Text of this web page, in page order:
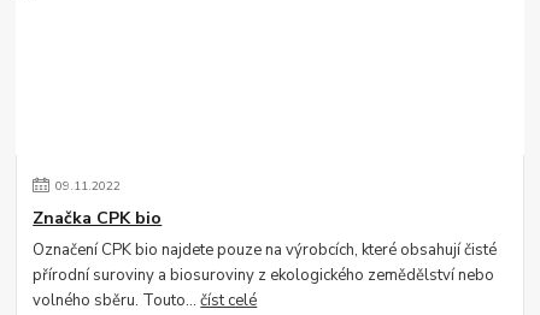
09.11.2022
Značka CPK bio
Označení CPK bio najdete pouze na výrobcích, které obsahují čisté
přírodní suroviny a biosuroviny z ekologického zemědělství nebo
volného sběru. Touto...číst celé